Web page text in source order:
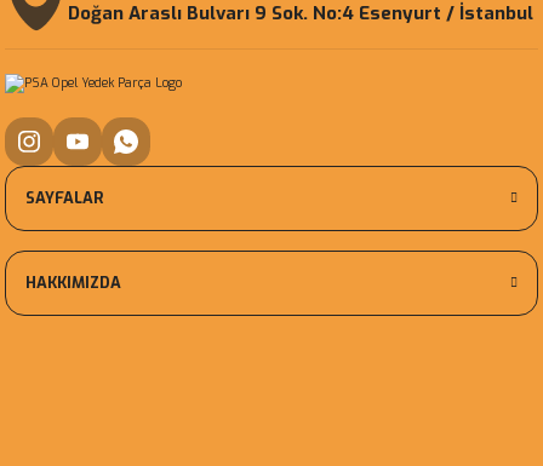
Doğan Araslı Bulvarı 9 Sok. No:4 Esenyurt / İstanbul
SAYFALAR
HAKKIMIZDA